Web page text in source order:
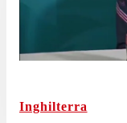
Inghilterra